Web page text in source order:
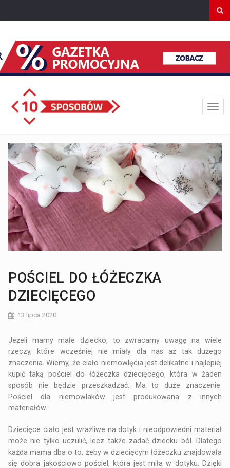
POŚCIEL DO ŁÓŻECZKA
DZIECIĘCEGO
13 lipca 2020
Jeżeli mamy małe dziecko, to zwracamy uwagę na wiele
rzeczy, które wcześniej nie miały dla nas aż tak dużego
znaczenia. Wiemy, że ciało niemowlęcia jest delikatne i najlepiej
kupić taką pościel do łóżeczka dziecięcego, która w żaden
sposób nie będzie przeszkadzać. Ma to duże znaczenie.
Pościel dla niemowlaków jest produkowana z innych
materiałów.
Dziecięce ciało jest wrażliwe na dotyk i nieodpowiedni materiał
może nie tylko uczulić, lecz także zadać dziecku ból. Dlatego
każda mama dba o to, żeby w dziecięcym łóżeczku znajdowała
się dobra jakościowo pościel, która jest miła w dotyku. Dzięki